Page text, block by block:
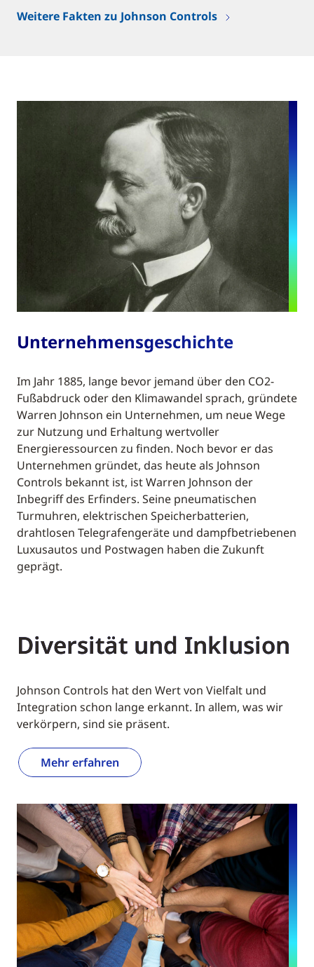
Weitere Fakten zu Johnson Controls
Unternehmensgeschichte
Im Jahr 1885, lange bevor jemand über den CO2-
Fußabdruck oder den Klimawandel sprach, gründete
Warren Johnson ein Unternehmen, um neue Wege
zur Nutzung und Erhaltung wertvoller
Energieressourcen zu finden. Noch bevor er das
Unternehmen gründet, das heute als Johnson
Controls bekannt ist, ist Warren Johnson der
Inbegriff des Erfinders. Seine pneumatischen
Turmuhren, elektrischen Speicherbatterien,
drahtlosen Telegrafengeräte und dampfbetriebenen
Luxusautos und Postwagen haben die Zukunft
geprägt.
Diversität und Inklusion
Johnson Controls hat den Wert von Vielfalt und
Integration schon lange erkannt. In allem, was wir
verkörpern, sind sie präsent.
Mehr erfahren